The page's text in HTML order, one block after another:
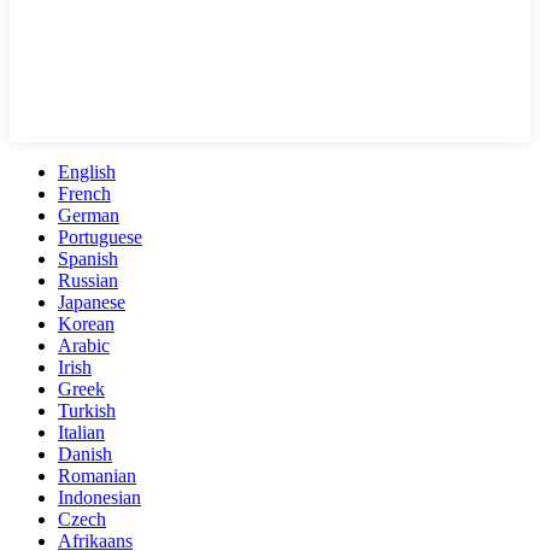
English
French
German
Portuguese
Spanish
Russian
Japanese
Korean
Arabic
Irish
Greek
Turkish
Italian
Danish
Romanian
Indonesian
Czech
Afrikaans